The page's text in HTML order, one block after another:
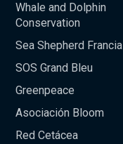
Whale and Dolphin
Conservation
Sea Shepherd Francia
SOS Grand Bleu
Greenpeace
Asociación Bloom
Red Cetácea